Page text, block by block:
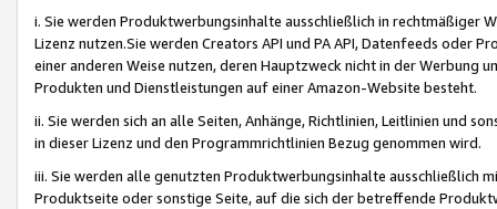
i. Sie werden Produktwerbungsinhalte ausschließlich in rechtmäßiger
Lizenz nutzen.Sie werden Creators API und PA API, Datenfeeds oder
einer anderen Weise nutzen, deren Hauptzweck nicht in der Werbung
Produkten und Dienstleistungen auf einer Amazon-Website besteht.
ii. Sie werden sich an alle Seiten, Anhänge, Richtlinien, Leitlinien und
in dieser Lizenz und den Programmrichtlinien Bezug genommen wird.
iii. Sie werden alle genutzten Produktwerbungsinhalte ausschließlich
Produktseite oder sonstige Seite, auf die sich der betreffende